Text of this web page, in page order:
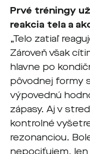
Prvé tréningy
reakcia tela a
„Telo zatiaľ
Zároveň však
hlavne po
pôvodnej formy
výpovednú
zápasy. Aj v
kontrolné
rezonanciou.
nepociťujem, len